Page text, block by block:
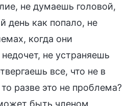
не думаешь головой,
как попало, не
когда они
не устраняешь
все, что не в
разве это не проблема?
быть членом